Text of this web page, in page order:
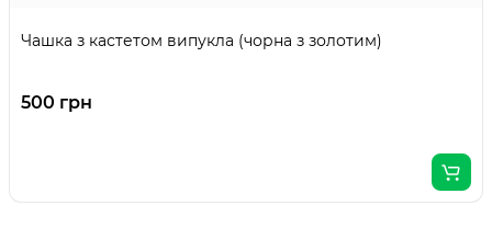
Чашка з кастетом випукла (чорна з золотим)
500 грн